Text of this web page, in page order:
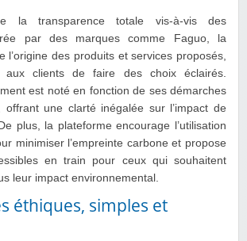
la transparence totale vis-à-vis des
par des marques comme Faguo, la
l’origine des produits et services proposés,
aux clients de faire des choix éclairés.
est noté en fonction de ses démarches
offrant une clarté inégalée sur l’impact de
plus, la plateforme encourage l’utilisation
minimiser l’empreinte carbone et propose
en train pour ceux qui souhaitent
leur impact environnemental.
éthiques, simples et